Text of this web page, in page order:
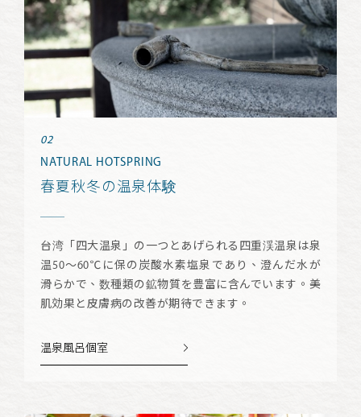
NATURAL HOTSPRING
春夏秋冬の温泉体験
台湾「四大温泉」の一つとあげられる四重渓温泉は泉
温50～60℃に保の炭酸水素塩泉であり、澄んだ水が
滑らかで、数種類の鉱物質を豊富に含んでいます。美
肌効果と皮膚病の改善が期待できます。
温泉風呂個室